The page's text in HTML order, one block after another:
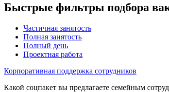
Быстрые фильтры подбора
Частичная занятость
Полная занятость
Полный день
Проектная работа
Корпоративная поддержка сотрудников
Какой соцпакет вы предлагаете семейным